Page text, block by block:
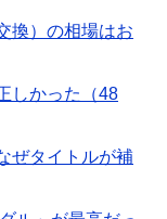
換）の相場はお
しかった（48
ぜタイトルが補